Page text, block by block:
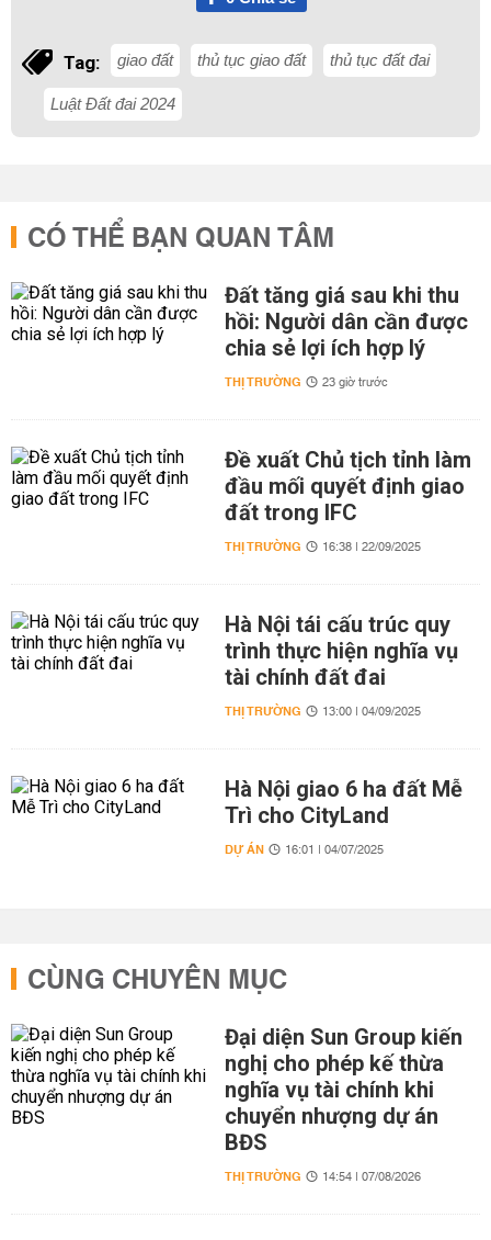
Tag: giao đất thủ tục giao đất thủ tục đất đai
Luật Đất đai 2024
CÓ THỂ BẠN QUAN TÂM
Đất tăng giá sau khi thu
hồi: Người dân cần được
chia sẻ lợi ích hợp lý
THỊ TRƯỜNG 23 giờ trước
Đề xuất Chủ tịch tỉnh làm
đầu mối quyết định giao
đất trong IFC
THỊ TRƯỜNG 16:38 | 22/09/2025
Hà Nội tái cấu trúc quy
trình thực hiện nghĩa vụ
tài chính đất đai
THỊ TRƯỜNG 13:00 | 04/09/2025
Hà Nội giao 6 ha đất Mễ
Trì cho CityLand
DỰ ÁN 16:01 | 04/07/2025
CÙNG CHUYÊN MỤC
Đại diện Sun Group kiến
nghị cho phép kế thừa
nghĩa vụ tài chính khi
chuyển nhượng dự án
BĐS
THỊ TRƯỜNG 14:54 | 07/08/2026